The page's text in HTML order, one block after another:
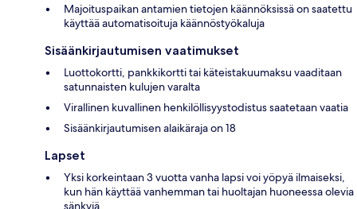
Majoituspaikan antamien tietojen käännöksissä on saatettu
käyttää automatisoituja käännöstyökaluja
Sisäänkirjautumisen vaatimukset
Luottokortti, pankkikortti tai käteistakuumaksu vaaditaan
satunnaisten kulujen varalta
Virallinen kuvallinen henkilöllisyystodistus saatetaan vaatia
Sisäänkirjautumisen alaikäraja on 18
Lapset
Yksi korkeintaan 3 vuotta vanha lapsi voi yöpyä ilmaiseksi,
kun hän käyttää vanhemman tai huoltajan huoneessa olevia
sänkyjä.